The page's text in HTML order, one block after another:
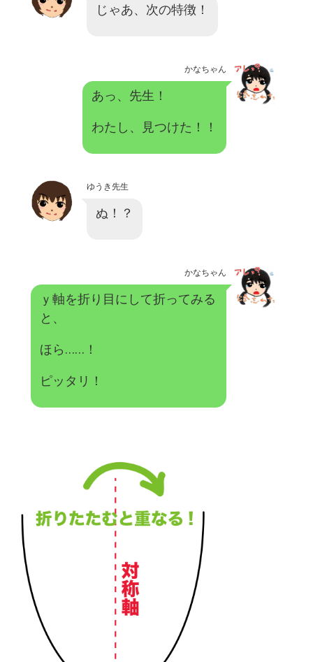
じゃあ、次の特徴！
かなちゃん
あっ、先生！
わたし、見つけた！！
ゆうき先生
ぬ！？
かなちゃん
ｙ軸を折り目にして折ってみる
と、
ほら……！
ピッタリ！